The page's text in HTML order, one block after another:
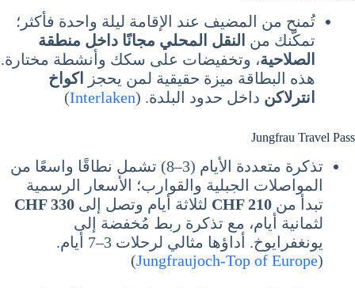
تُمنح من المضيف عند الإقامة ليلة واحدة فأكثر؛
تمكّنك من النقل المحلي مجانًا داخل منطقة
الصلاحية، وتخفيضات على سكك وأنشطة مختارة.
هذه البطاقة ميزة حقيقية لمن يحجز
اكواخ
انترلاكن داخل حدود البلدة. (Interlaken
)
Jungfrau Travel Pass
تذكرة متعددة الأيام (3–8) تشمل نطاقًا واسعًا من
المواصلات الجبلية والقوارب؛ الأسعار الرسمية
تبدأ من CHF 210 لثلاثة أيام وتصل إلى CHF 330
لثمانية أيام، مع تذكرة ربط مُخفضة إلى
يونغفرايوخ. أداؤها مثالي لرحلات 3–7 أيام.
(
Jungfraujoch-Top of Europe
)